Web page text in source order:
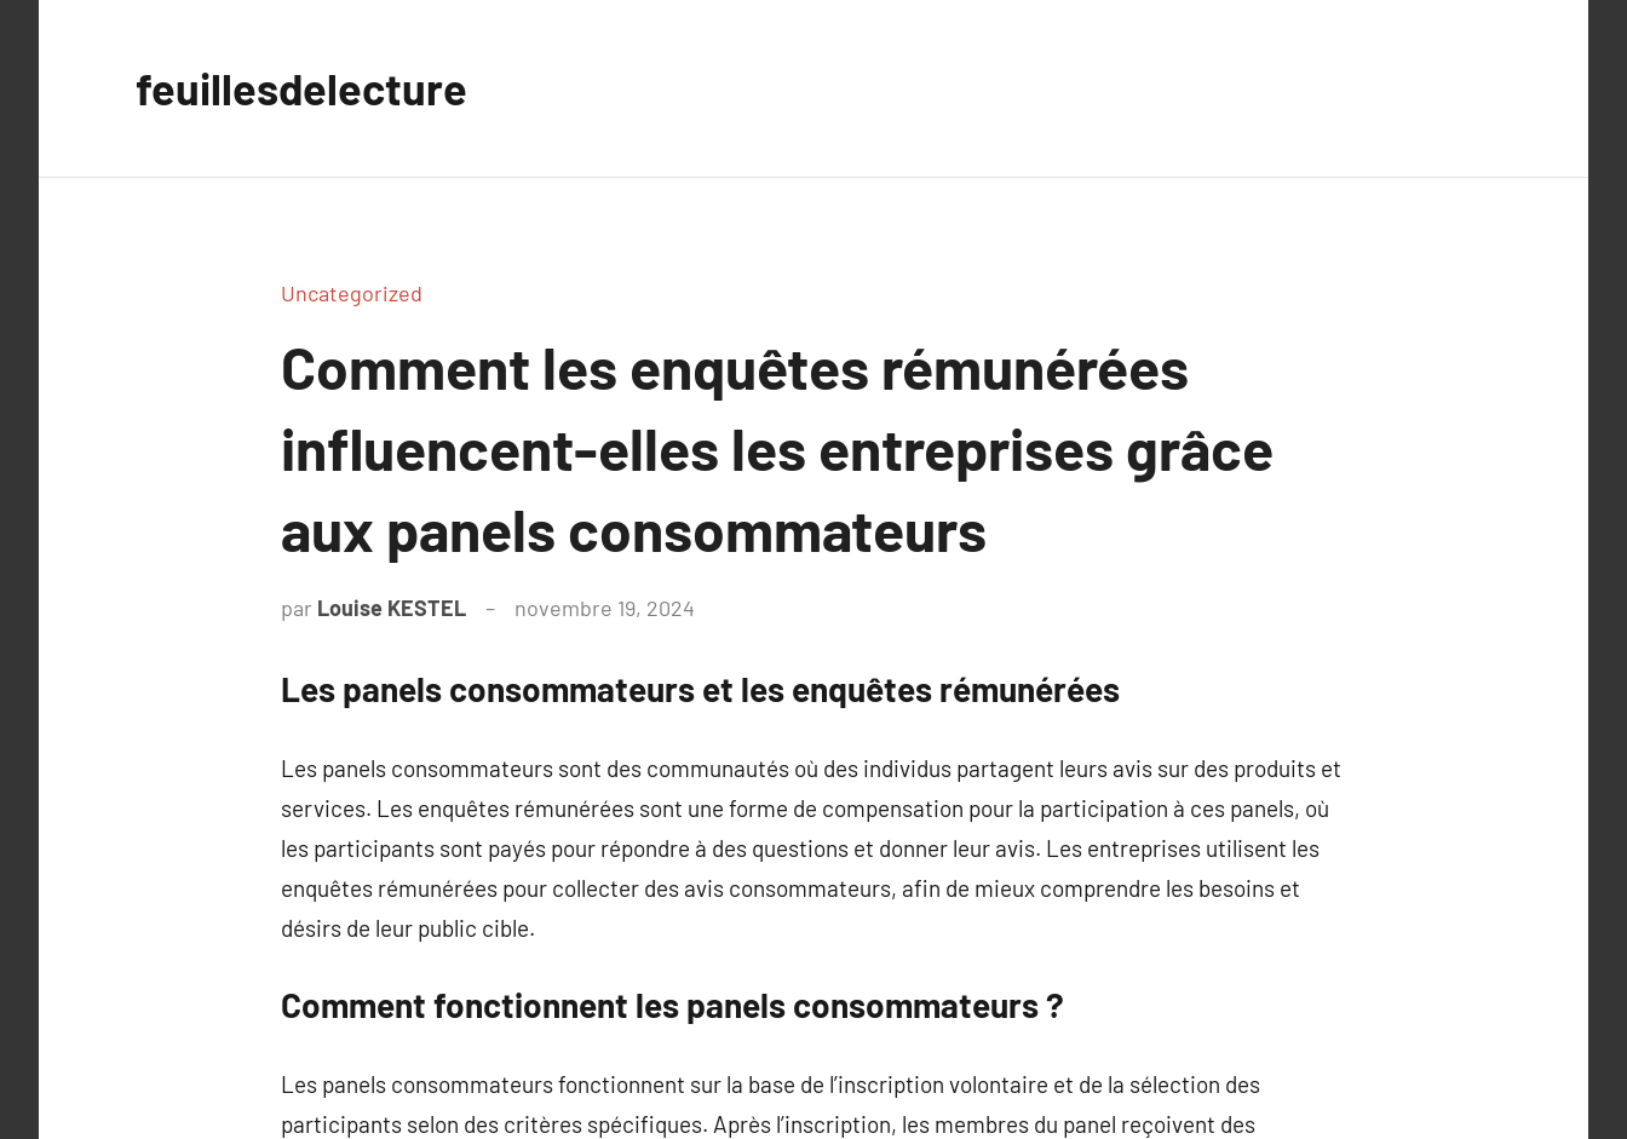
feuillesdelecture
Uncategorized
Comment les enquêtes rémunérées
influencent-elles les entreprises grâce
aux panels consommateurs
par Louise KESTEL novembre 19, 2024
Les panels consommateurs et les enquêtes rémunérées
Les panels consommateurs sont des communautés où des individus partagent leurs avis sur des produits et
services. Les enquêtes rémunérées sont une forme de compensation pour la participation à ces panels, où
les participants sont payés pour répondre à des questions et donner leur avis. Les entreprises utilisent les
enquêtes rémunérées pour collecter des avis consommateurs, afin de mieux comprendre les besoins et
désirs de leur public cible.
Comment fonctionnent les panels consommateurs ?
Les panels consommateurs fonctionnent sur la base de l’inscription volontaire et de la sélection des
participants selon des critères spécifiques. Après l’inscription, les membres du panel reçoivent des